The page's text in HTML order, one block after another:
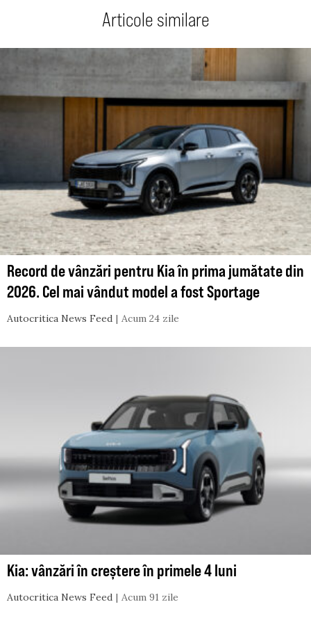
Articole similare
Record de vânzări pentru Kia în prima jumătate din
2026. Cel mai vândut model a fost Sportage
Autocritica News Feed Acum 24 zile
Kia: vânzări în creștere în primele 4 luni
Autocritica News Feed Acum 91 zile